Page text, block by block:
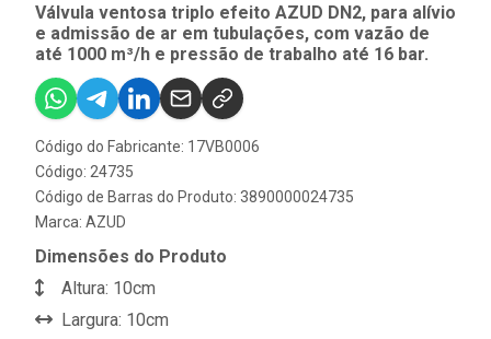
Válvula ventosa triplo efeito AZUD DN2, para alívio
e admissão de ar em tubulações, com vazão de
até 1000 m³/h e pressão de trabalho até 16 bar.
Código do Fabricante: 17VB0006
Código: 24735
Código de Barras do Produto: 3890000024735
Marca: AZUD
Dimensões do Produto
Altura: 10cm
Largura: 10cm